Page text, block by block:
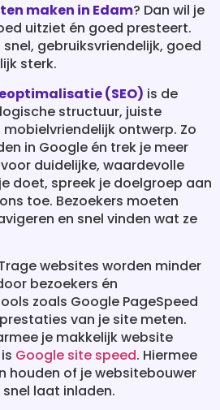
maken in Edam? Dan wil je
uitziet én goed presteert.
gebruiksvriendelijk, goed
sterk.
(SEO) is de
structuur, juiste
ontwerp. Zo
in Google én trek je meer
duidelijke, waardevolle
doet, spreek je doelgroep aan
toe. Bezoekers moeten
en snel vinden wat ze
websites worden minder
bezoekers én
zoals Google PageSpeed
van je site meten.
je makkelijk website
Google site speed. Hiermee
houden of je websitebouwer
laat inladen.